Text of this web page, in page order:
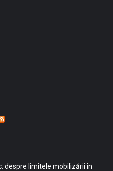
despre limitele mobilizării în